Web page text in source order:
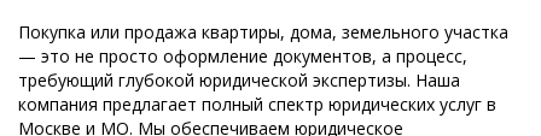
Покупка или продажа квартиры, дома, земельного участка
— это не просто оформление документов, а процесс,
требующий глубокой юридической экспертизы. Наша
компания предлагает полный спектр юридических услуг в
Москве и МО. Мы обеспечиваем юридическое